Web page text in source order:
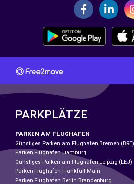
PARKPLÄTZE
PARKEN AM FLUGHAFEN
Günstiges Parken am Flughafen Bremen (BRE)
Parken Flughafen Hamburg
Günstiges Parken am Flughafen Leipzig (LEJ)
Parken Flughafen Frankfurt Main
Parken Flughafen Berlin Brandenburg